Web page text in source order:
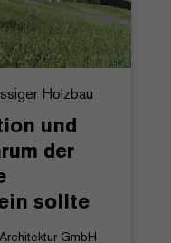
Holzbau
und
der
sollte
GmbH